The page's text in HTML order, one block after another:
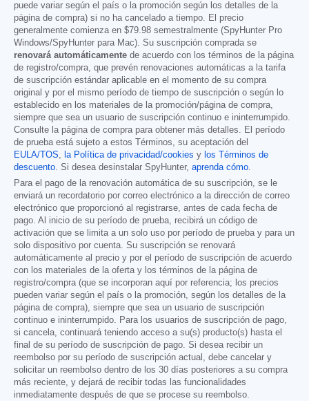
puede variar según el país o la promoción según los detalles de la
página de compra) si no ha cancelado a tiempo. El precio
generalmente comienza en $79.98 semestralmente (SpyHunter Pro
Windows/SpyHunter para Mac). Su suscripción comprada se
renovará automáticamente de acuerdo con los términos de la página
de registro/compra, que prevén renovaciones automáticas a la tarifa
de suscripción estándar aplicable en el momento de su compra
original y por el mismo período de tiempo de suscripción o según lo
establecido en los materiales de la promoción/página de compra,
siempre que sea un usuario de suscripción continuo e ininterrumpido.
Consulte la página de compra para obtener más detalles. El período
de prueba está sujeto a estos Términos, su aceptación del
EULA/TOS, la Política de privacidad/cookies y los Términos de
descuento. Si desea desinstalar SpyHunter, aprenda cómo.
Para el pago de la renovación automática de su suscripción, se le
enviará un recordatorio por correo electrónico a la dirección de correo
electrónico que proporcionó al registrarse, antes de cada fecha de
pago. Al inicio de su período de prueba, recibirá un código de
activación que se limita a un solo uso por período de prueba y para un
solo dispositivo por cuenta. Su suscripción se renovará
automáticamente al precio y por el período de suscripción de acuerdo
con los materiales de la oferta y los términos de la página de
registro/compra (que se incorporan aquí por referencia; los precios
pueden variar según el país o la promoción, según los detalles de la
página de compra), siempre que sea un usuario de suscripción
continuo e ininterrumpido. Para los usuarios de suscripción de pago,
si cancela, continuará teniendo acceso a su(s) producto(s) hasta el
final de su período de suscripción de pago. Si desea recibir un
reembolso por su período de suscripción actual, debe cancelar y
solicitar un reembolso dentro de los 30 días posteriores a su compra
más reciente, y dejará de recibir todas las funcionalidades
inmediatamente después de que se procese su reembolso.